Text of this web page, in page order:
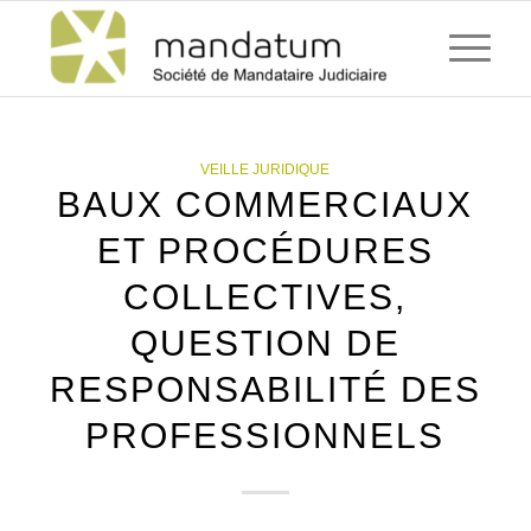
VEILLE JURIDIQUE
BAUX COMMERCIAUX
ET PROCÉDURES
COLLECTIVES,
QUESTION DE
RESPONSABILITÉ DES
PROFESSIONNELS